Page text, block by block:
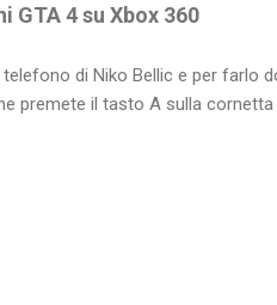
GTA 4 su Xbox 360
di Niko Bellic e per farlo
premete il tasto A sulla cornetta